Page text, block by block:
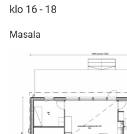
klo 16 - 18
Masala